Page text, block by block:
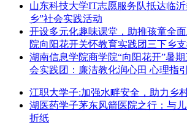
山东科技大学IT志愿服务队抵达临
乡”社会实践活动
开设多元化趣味课堂，助推孩童全
院向阳花开关怀教育实践团三下乡
湖南信息学院商学院“向阳花开”暑
会实践团：廉洁教化润心田 心理指
江职大学子:加强水畔安全，助力乡
湖医药学子茅东风箭医院之行：与
折纸